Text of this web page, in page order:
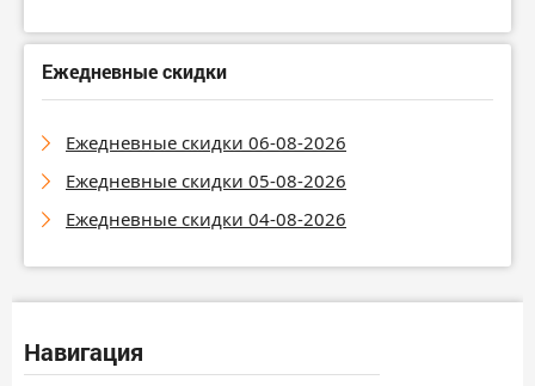
Ежедневные скидки
Ежедневные скидки 06-08-2026
Ежедневные скидки 05-08-2026
Ежедневные скидки 04-08-2026
Навигация